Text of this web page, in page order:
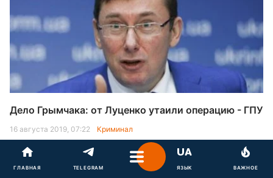
Дело Грымчака: от Луценко утаили операцию - ГПУ
16 августа 2019, 07:22 Криминал
ГЛАВНАЯ TELEGRAM ЯЗЫК ВАЖНОЕ